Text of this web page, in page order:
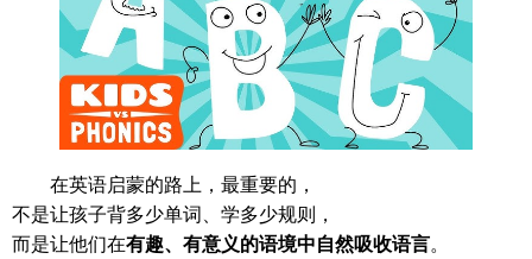
在英语启蒙的路上，最重要的，
不是让孩子背多少单词、学多少规则，
而是让他们在有趣、有意义的语境中自然吸收语言。